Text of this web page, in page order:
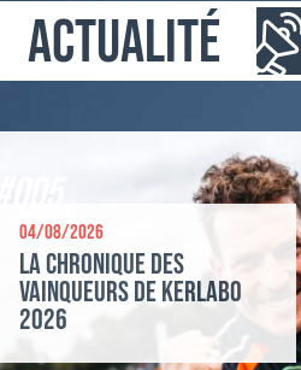
Actualité
04/08/2026
La chronique des
vainqueurs de Kerlabo
2026